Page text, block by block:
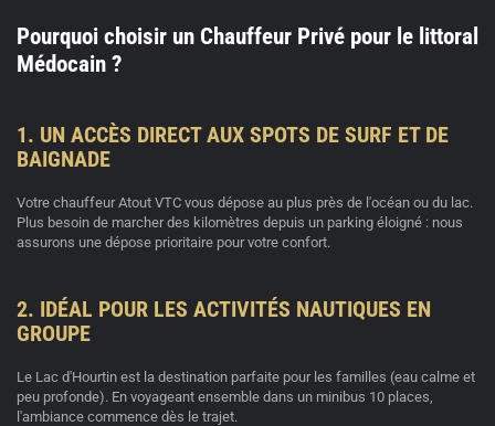
Pourquoi choisir un Chauffeur Privé pour le littoral
Médocain ?
1. UN ACCÈS DIRECT AUX SPOTS DE SURF ET DE
BAIGNADE
Votre chauffeur Atout VTC vous dépose au plus près de l'océan ou du lac.
Plus besoin de marcher des kilomètres depuis un parking éloigné : nous
assurons une dépose prioritaire pour votre confort.
2. IDÉAL POUR LES ACTIVITÉS NAUTIQUES EN
GROUPE
Le Lac d'Hourtin est la destination parfaite pour les familles (eau calme et
peu profonde). En voyageant ensemble dans un minibus 10 places
l'ambiance commence dès le trajet.